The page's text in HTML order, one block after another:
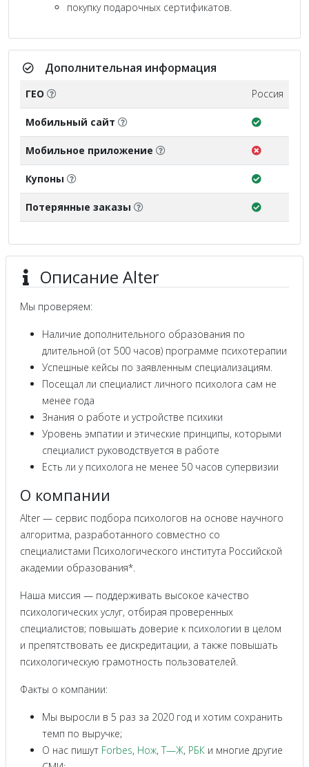
покупку подарочных сертификатов.
Дополнительная информация
ГЕО Россия
Мобильный сайт
Мобильное приложение
Купоны
Потерянные заказы
Описание Alter
Мы проверяем:
Наличие дополнительного образования по
длительной (от 500 часов) программе психотерапии
Успешные кейсы по заявленным специализациям.
Посещал ли специалист личного психолога сам не
менее года
Знания о работе и устройстве психики
Уровень эмпатии и этические принципы, которыми
специалист руководствуется в работе
Есть ли у психолога не менее 50 часов супервизии
О компании
Alter — сервис подбора психологов на основе научного
алгоритма, разработанного совместно со
специалистами Психологического института Российской
академии образования*.
Наша миссия — поддерживать высокое качество
психологических услуг, отбирая проверенных
специалистов; повышать доверие к психологии в целом
и препятствовать ее дискредитации, а также повышать
психологическую грамотность пользователей.
Факты о компании:
Мы выросли в 5 раз за 2020 год и хотим сохранить
темп по выручке;
О нас пишут Forbes, Нож, Т—Ж, РБК и многие другие